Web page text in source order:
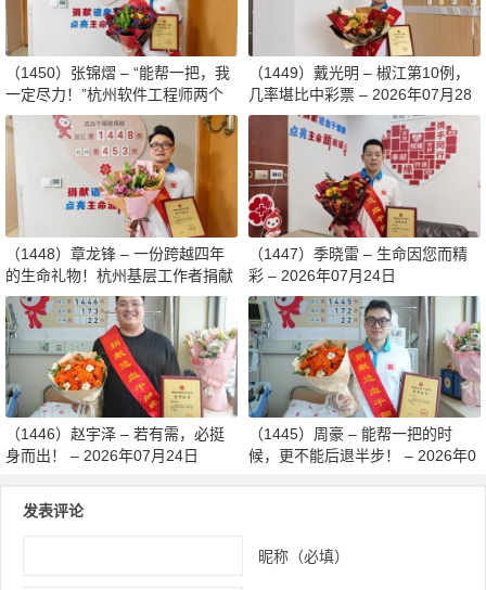
（1450）张锦熠 – “能帮一把，我
一定尽力！”杭州软件工程师两个
月减重13斤赴生命之约 – 2026年0
8月03日
（1449）戴光明 – 椒江第10例，
几率堪比中彩票 – 2026年07月28
日
（1448）章龙锋 – 一份跨越四年
的生命礼物！杭州基层工作者捐献
造血干细胞传递希望 – 2026年07
月27日
（1447）季晓雷 – 生命因您而精
彩 – 2026年07月24日
（1446）赵宇泽 – 若有需，必挺
身而出！ – 2026年07月24日
（1445）周豪 – 能帮一把的时
候，更不能后退半步！ – 2026年0
发表评论
昵称（必填）